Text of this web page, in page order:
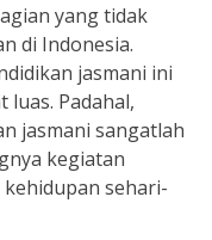
yang tidak
di Indonesia.
jasmani ini
luas. Padahal,
jasmani sangatlah
kegiatan
sehari-